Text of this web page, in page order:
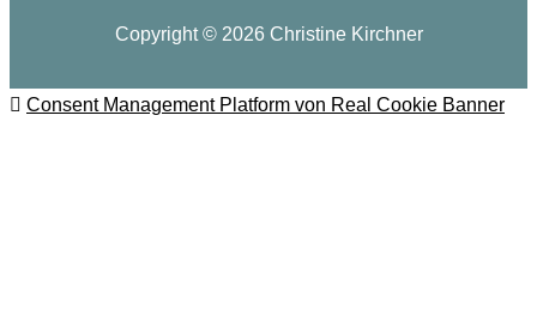
Copyright © 2026 Christine Kirchner
Consent Management Platform von Real Cookie Banner